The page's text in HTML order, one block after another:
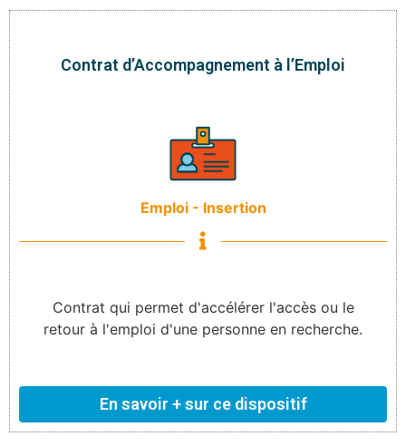
Contrat d’Accompagnement à l’Emploi
Emploi - Insertion
Contrat qui permet d'accélérer l'accès ou le
retour à l'emploi d'une personne en recherche.
En savoir + sur ce dispositif